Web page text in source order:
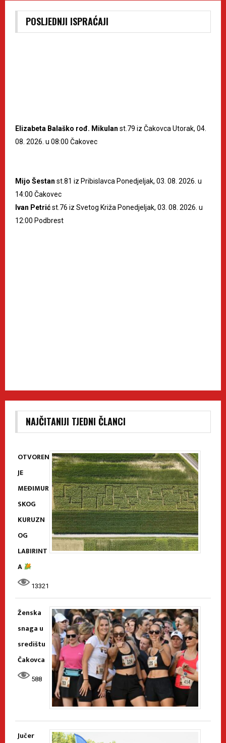
POSLJEDNJI ISPRAĆAJI
Elizabeta Balaško rođ. Mikulan st.79 iz Čakovca Utorak, 04.
08. 2026. u 08:00 Čakovec
Mijo Šestan st.81 iz Pribislavca Ponedjeljak, 03. 08. 2026. u
14:00 Čakovec
Ivan Petrićst.76 iz Svetog Križa Ponedjeljak, 03. 08. 2026. u
12:00 Podbrest
NAJČITANIJI TJEDNI ČLANCI
OTVOREN
JE
MEĐIMUR
SKOG
KURUZN
OG
LABIRINT
A
13321
Ženska
snaga u
središtu
Čakovca
588
Jučer